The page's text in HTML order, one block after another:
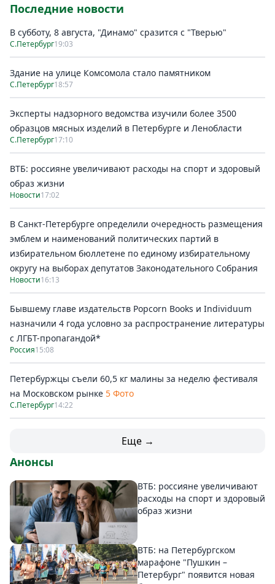
Последние новости
В субботу, 8 августа, "Динамо" сразится с "Тверью"
С.Петербург19:03
Здание на улице Комсомола стало памятником
С.Петербург18:57
Эксперты надзорного ведомства изучили более 3500
образцов мясных изделий в Петербурге и Ленобласти
С.Петербург17:10
ВТБ: россияне увеличивают расходы на спорт и здоровый
образ жизни
Новости17:02
В Санкт-Петербурге определили очередность размещения
эмблем и наименований политических партий в
избирательном бюллетене по единому избирательному
округу на выборах депутатов Законодательного Собрания
Новости16:13
Бывшему главе издательств Popcorn Books и Individuum
назначили 4 года условно за распространение литературы
с ЛГБТ-пропагандой*
Россия15:08
Петербуржцы съели 60,5 кг малины за неделю фестиваля
на Московском рынке 5 Фото
С.Петербург14:22
Еще →
Анонсы
ВТБ: россияне увеличивают
расходы на спорт и здоровый
образ жизни
ВТБ: на Петербургском
марафоне "Пушкин –
Петербург" появится новая